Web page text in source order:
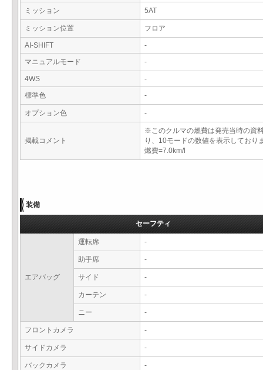
ミッション 5AT
ミッション位置 フロア
AI-SHIFT
-
マニュアルモード
-
4WS
-
標準色
-
オプション色 -
掲載コメント
※このクルマの燃費は発売当時の資
り、10モードの数値を表示しており
燃費=7.0km/l
装備
セーフティ
エアバッグ
運転席 -
助手席 -
サイド -
カーテン -
ニー -
フロントカメラ -
サイドカメラ -
バックカメラ -